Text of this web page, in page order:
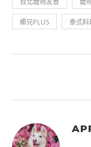
椰兄PLUS 泰式料